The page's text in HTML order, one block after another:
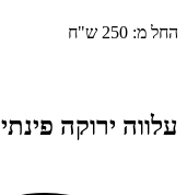
החל מ: 250 ש"ח
עלווה ירוקה פינתי